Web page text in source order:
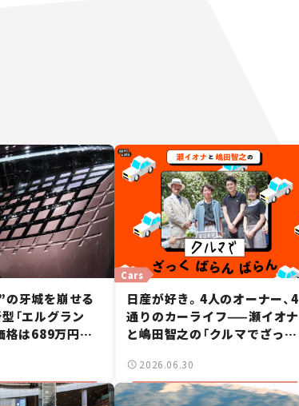
牙城を崩せる
「エルグラン
格は689万円か
Cars
日産が好き。4人のオーナー、4
通りのカーライフ——瀬イオナ
と嶋田智之の「クルマでざっく
2026.06.30